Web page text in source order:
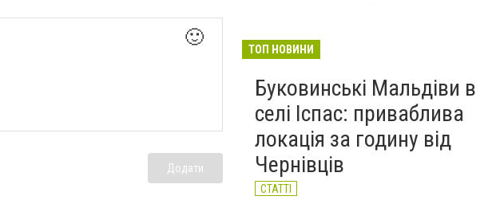
🙂
Додати
області обмежили рух
великовагового транспорту
НОВИНИ
Вчора
ТОП НОВИНИ
Буковинські Мальдіви в
селі Іспас: приваблива
локація за годину від
Чернівців
СТАТТІ